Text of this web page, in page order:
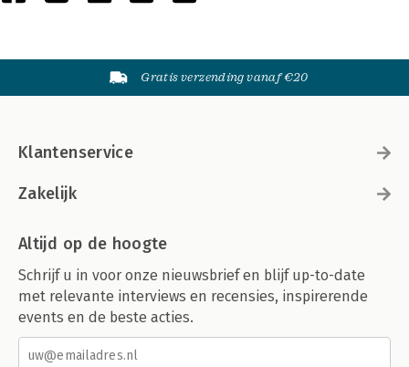
Gratis verzending vanaf €20
Klantenservice
Zakelijk
Altijd op de hoogte
Schrijf u in voor onze nieuwsbrief en blijf up-to-date
met relevante interviews en recensies, inspirerende
events en de beste acties.